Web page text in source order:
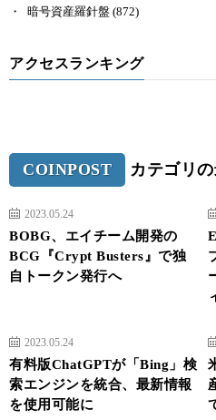
暗号資産羅針盤 (872)
アクセスランキング
COINPOST カテゴリ
2023.05.24
BOBG、エイチーム開発の
BCG『Crypt Busters』で独
自トークン発行へ
2023.05.24
有料版ChatGPTが「Bing」検
索エンジンを統合、最新情報
を使用可能に